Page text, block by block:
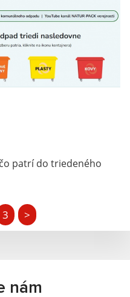
patrí do triedeného
3 >
nám